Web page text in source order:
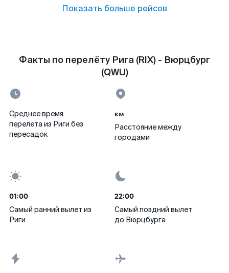
Показать больше рейсов
Факты по перелёту Рига (RIX) - Вюрцбург
(QWU)
Среднее время
перелета из Риги без
пересадок
км
Расстояние между
городами
01:00
Самый ранний вылет из
Риги
22:00
Самый поздний вылет
до Вюрцбурга